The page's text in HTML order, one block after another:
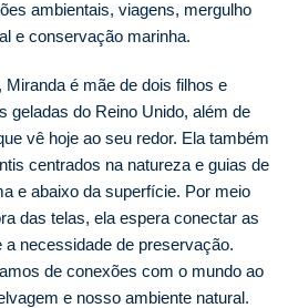
ambientais, viagens, mergulho
e conservação marinha.
é mãe de dois filhos e
geladas do Reino Unido, além de
vê hoje ao seu redor. Ela também
centrados na natureza e guias de
e abaixo da superfície. Por meio
das telas, ela espera conectar as
necessidade de preservação.
de conexões com o mundo ao
e nosso ambiente natural.